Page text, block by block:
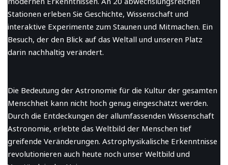
Stationen erleben Sie Geschichte, Wissenschaft und
interaktive Experimente zum Staunen und Mitmachen. Ein
Besuch, der den Blick auf das Weltall und unseren Platz
darin nachhaltig verändert.
Die Bedeutung der Astronomie für die Kultur der gesamten
Menschheit kann nicht hoch genug eingeschätzt werden.
Durch die Entdeckungen der allumfassenden Wissenschaft
Astronomie, erlebte das Weltbild der Menschen tief
greifende Veränderungen. Astrophysikalische Erkenntnisse
revolutionieren auch heute noch unser Weltbild und